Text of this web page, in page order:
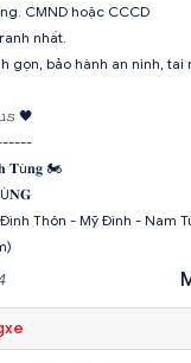
CMND hoặc CCCD
nhất.
gọn, bảo hành an ninh, tai
🖤
𝐓ù𝐧𝐠 🏍
Thôn - Mỹ Đình - Nam